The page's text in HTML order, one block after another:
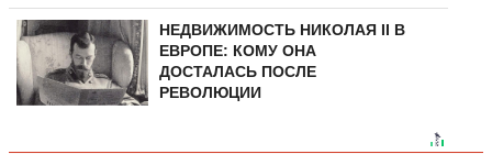
НЕДВИЖИМОСТЬ НИКОЛАЯ II В
ЕВРОПЕ: КОМУ ОНА
ДОСТАЛАСЬ ПОСЛЕ
РЕВОЛЮЦИИ